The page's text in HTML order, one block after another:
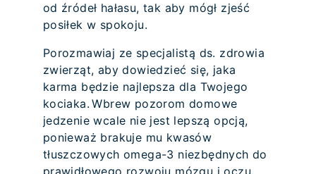
od źródeł hałasu, tak aby mógł zjeść
posiłek w spokoju.
Porozmawiaj ze specjalistą ds. zdrowia
zwierząt, aby dowiedzieć się, jaka
karma będzie najlepsza dla Twojego
kociaka. Wbrew pozorom domowe
jedzenie wcale nie jest lepszą opcją,
ponieważ brakuje mu kwasów
tłuszczowych omega-3 niezbędnych do